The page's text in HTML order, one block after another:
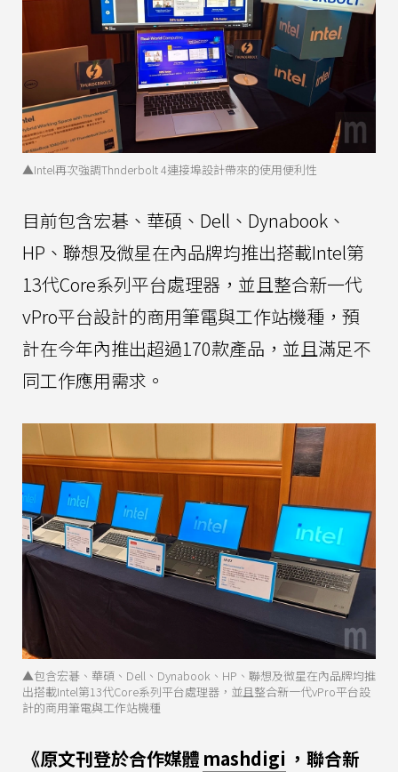
▲Intel再次強調Thnderbolt 4連接埠設計帶來的使用便利性
目前包含宏碁、華碩、Dell、Dynabook、
HP、聯想及微星在內品牌均推出搭載Intel第
13代Core系列平台處理器，並且整合新一代
vPro平台設計的商用筆電與工作站機種，預
計在今年內推出超過170款產品，並且滿足不
同工作應用需求。
▲包含宏碁、華碩、Dell、Dynabook、HP、聯想及微星在內品牌均推
出搭載Intel第13代Core系列平台處理器，並且整合新一代vPro平台設
計的商用筆電與工作站機種
《原文刊登於合作媒體 mashdigi ，聯合新